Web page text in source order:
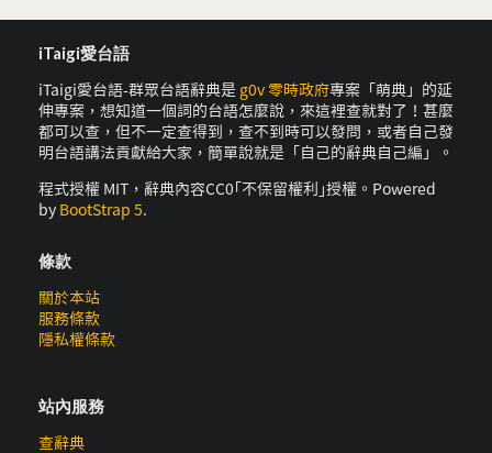
iTaigi愛台語
iTaigi愛台語-群眾台語辭典是 g0v 零時政府專案「萌典」的延
伸專案，想知道一個詞的台語怎麼說，來這裡查就對了！甚麼
都可以查，但不一定查得到，查不到時可以發問，或者自己發
明台語講法貢獻給大家，簡單說就是「自己的辭典自己編」。
程式授權 MIT，辭典內容CC0｢不保留權利｣授權。Powered
by BootStrap 5.
條款
關於本站
服務條款
隱私權條款
站內服務
查辭典